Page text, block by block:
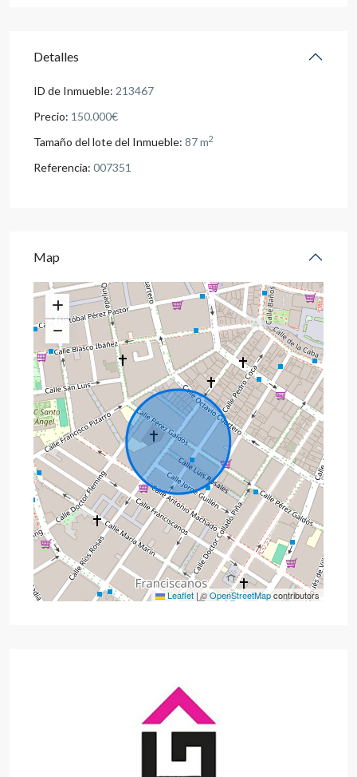
Detalles
ID de Inmueble: 213467
Precio: 150.000€
Tamaño del lote del Inmueble: 87 m2
Referencia: 007351
Map
Leaflet |©OpenStreetMapcontributors